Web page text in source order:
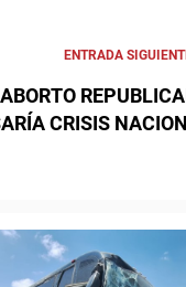
ENTRADA
CRISIS